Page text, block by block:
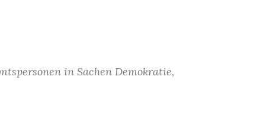
in Sachen Demokratie,